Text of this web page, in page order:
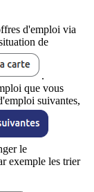
d'emploi via
de
.
que vous
suivantes,
le
exemple les trier